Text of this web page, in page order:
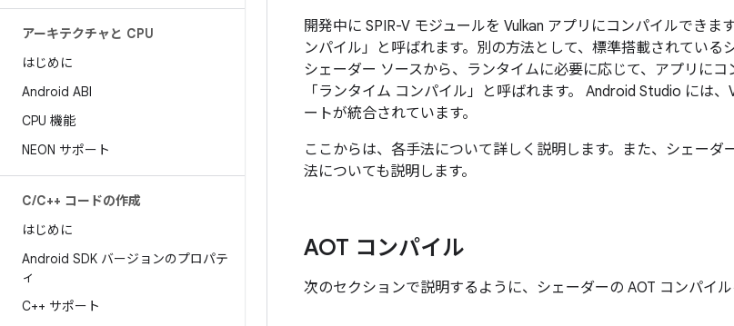
アーキテクチャと CPU
はじめに
Android ABI
CPU 機能
NEON サポート
C/C++ コードの作成
はじめに
Android SDK バージョンのプロパテ
ィ
C++ サポート
開発中に SPIR-V モジュールを Vulkan アプリにコンパイルでき
ンパイル」と呼ばれます。 別の方法として、標準搭載されている
シェーダー ソースから、ランタイムに必要に応じて、アプリに
「ランタイム コンパイル」と呼ばれます。
Android Studio には、
ートが統合されています。
ここからは、各手法について詳しく説明します。また、シェーダ
法についても説明します。
AOT コンパイル
次のセクションで説明するように、シェーダーの AOT コンパイル